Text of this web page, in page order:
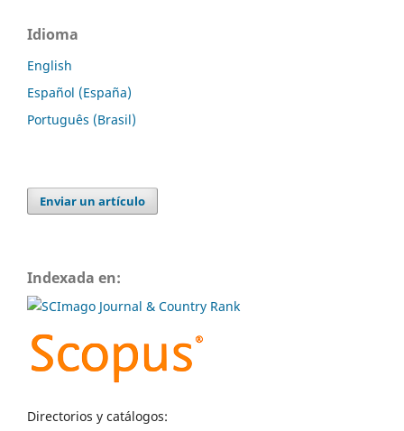
Idioma
English
Español (España)
Português (Brasil)
Enviar un artículo
Indexada en:
Directorios y catálogos: